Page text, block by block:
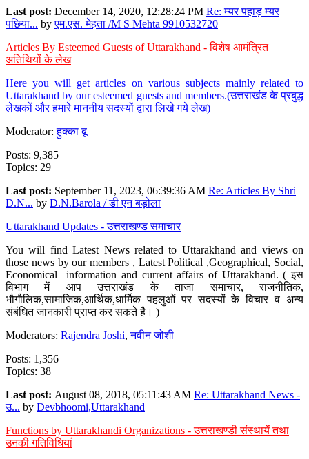
Last post: December 14, 2020, 12:28:24 PM Re: म्यर पहाड़ म्यर
पछिया... byएम.एस. मेहता /M S Mehta 9910532720
Articles By Esteemed Guests of Uttarakhand - विशेष आमंत्रित
अतिथियों के लेख
Here you will get articles on various subjects mainly related to
Uttarakhand by our esteemed guests and members.(उत्तराखंड के प्रबुद्ध
लेखकों और हमारे माननीय सदस्यों द्वारा लिखे गये लेख)
Moderator:हुक्का बू
Posts: 9,385
Topics: 29
Last post: September 11, 2023, 06:39:36 AM Re: Articles By Shri
D.N... by D.N.Barola / डी एन बड़ोला
Uttarakhand Updates - उत्तराखण्ड समाचार
You will find Latest News related to Uttarakhand and views on
those news by our members , Latest Political ,Geographical, Social,
Economical information and current affairs of Uttarakhand. ( इस
विभाग में आप उत्तराखंड के ताजा समाचार, राजनीतिक,
भौगौलिक,सामाजिक,आर्थिक,धार्मिक पहलुओं पर सदस्यों के विचार व अन्य
संबंधित जानकारी प्राप्त कर सकते है। )
Moderators: Rajendra Joshi,नवीन जोशी
Posts: 1,356
Topics: 38
Last post: August 08, 2018, 05:11:43 AM Re: Uttarakhand News -
उ... by Devbhoomi,Uttarakhand
Functions by Uttarakhandi Organizations - उत्तराखण्डी संस्थायें तथा
उनकी गतिविधियां